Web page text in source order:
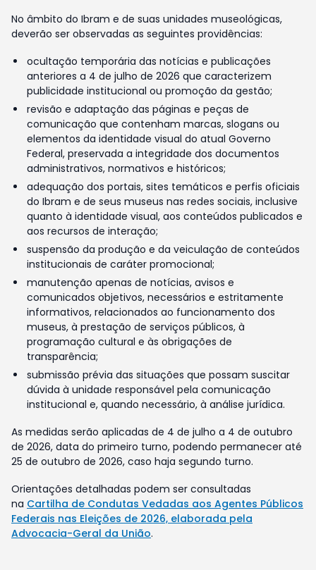
No âmbito do Ibram e de suas unidades museológicas,
deverão ser observadas as seguintes providências:
ocultação temporária das notícias e publicações
anteriores a 4 de julho de 2026 que caracterizem
publicidade institucional ou promoção da gestão;
revisão e adaptação das páginas e peças de
comunicação que contenham marcas, slogans ou
elementos da identidade visual do atual Governo
Federal, preservada a integridade dos documentos
administrativos, normativos e históricos;
adequação dos portais, sites temáticos e perfis oficiais
do Ibram e de seus museus nas redes sociais, inclusive
quanto à identidade visual, aos conteúdos publicados e
aos recursos de interação;
suspensão da produção e da veiculação de conteúdos
institucionais de caráter promocional;
manutenção apenas de notícias, avisos e
comunicados objetivos, necessários e estritamente
informativos, relacionados ao funcionamento dos
museus, à prestação de serviços públicos, à
programação cultural e às obrigações de
transparência;
submissão prévia das situações que possam suscitar
dúvida à unidade responsável pela comunicação
institucional e, quando necessário, à análise jurídica.
As medidas serão aplicadas de 4 de julho a 4 de outubro
de 2026, data do primeiro turno, podendo permanecer até
25 de outubro de 2026, caso haja segundo turno.
Orientações detalhadas podem ser consultadas
na Cartilha de Condutas Vedadas aos Agentes Públicos
Federais nas Eleições de 2026, elaborada pela
Advocacia-Geral da União.